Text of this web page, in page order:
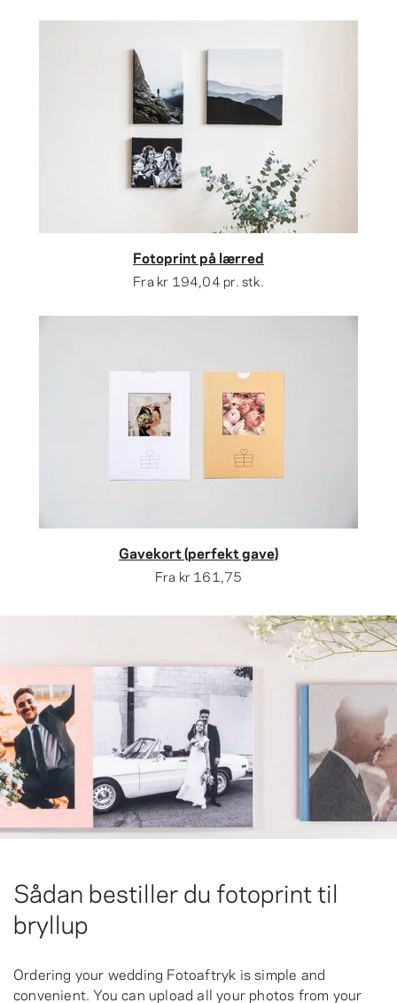
Fotoprint på lærred
Fra kr 194,04 pr. stk.
Gavekort (perfekt gave)
Fra kr 161,75
Sådan bestiller du fotoprint til
bryllup
Ordering your wedding Fotoaftryk is simple and
convenient. You can upload all your photos from your